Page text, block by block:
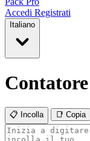
Accedi Registrati
Italiano
📋 Incolla 📑 Copia